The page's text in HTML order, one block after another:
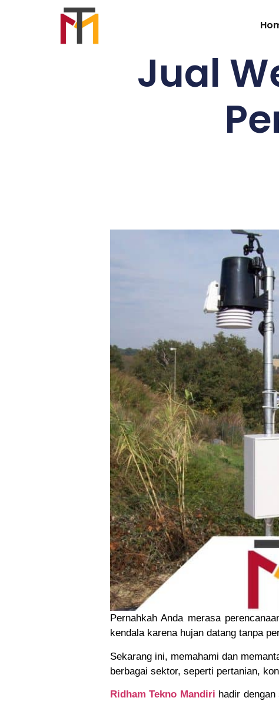
Jual
Pernahkah Anda merasa
kendala karena hujan datang tanpa
Sekarang ini, memahami dan
berbagai sektor, seperti pertanian,
Ridham Tekno Mandiri hadir